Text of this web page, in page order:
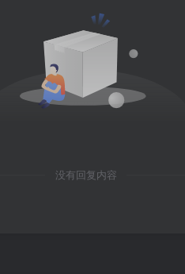
没有回复内容